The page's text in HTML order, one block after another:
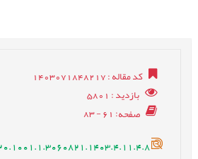
کد مقاله: 1403071848217
بازدید: 5801
صفحه: 61 - 83
20.1001.1.3060821.1403.4.11.4.8